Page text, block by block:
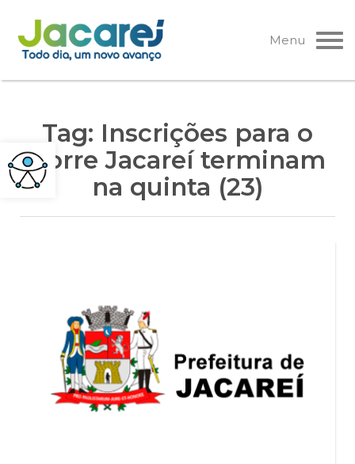
Pular
para
o
Menu
Tag: Inscrições para o
Corre Jacareí terminam
na quinta (23)